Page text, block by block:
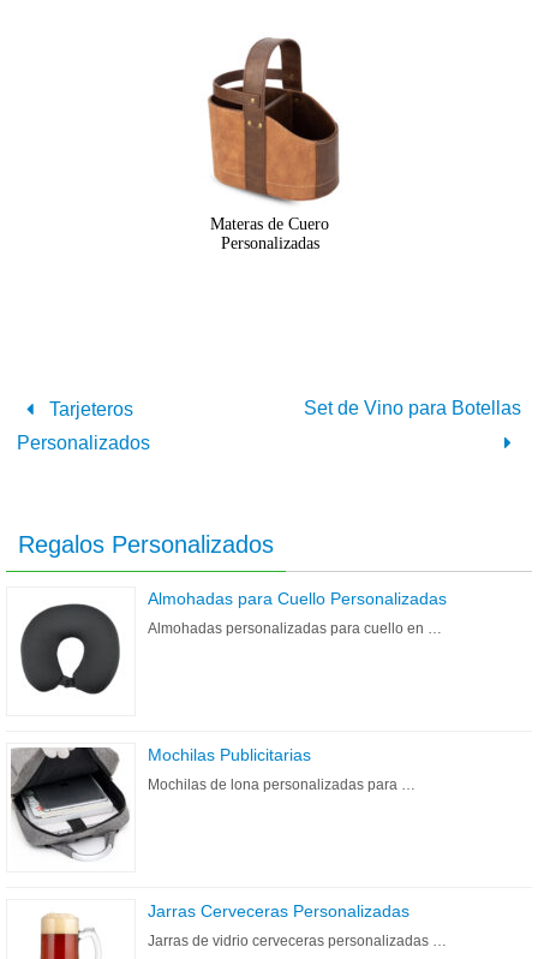
Materas de Cuero
Personalizadas
Tarjeteros
Personalizados
Set de Vino para Botellas
Regalos Personalizados
Almohadas para Cuello Personalizadas
Almohadas personalizadas para cuello en …
Mochilas Publicitarias
Mochilas de lona personalizadas para …
Jarras Cerveceras Personalizadas
Jarras de vidrio cerveceras personalizadas …